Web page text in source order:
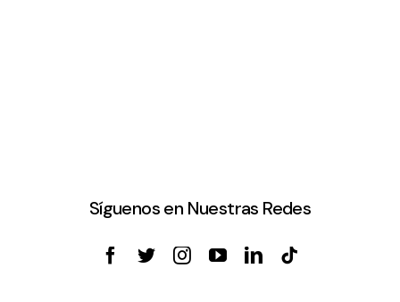
Síguenos en Nuestras Redes